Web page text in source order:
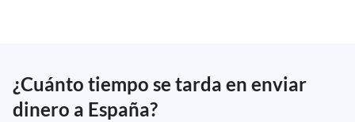
¿Cuánto tiempo se tarda en enviar
dinero a España?